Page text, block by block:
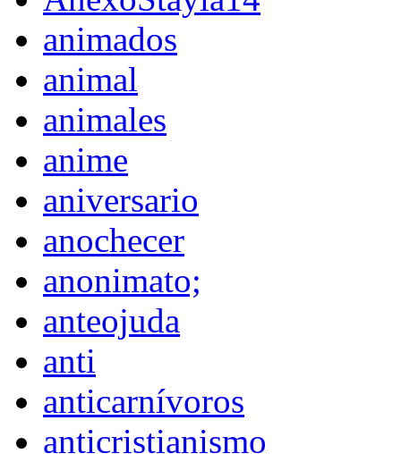
animados
animal
animales
anime
aniversario
anochecer
anonimato;
anteojuda
anti
anticarnívoros
anticristianismo